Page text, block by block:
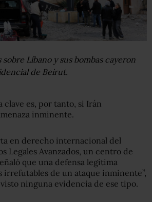
sobre Líbano y sus bombas cayeron
de Beirut.
es, por tanto, si Irán
inminente.
en derecho internacional del
Legales Avanzados, un centro de
que una defensa legítima
irrefutables de un ataque inminente”,
ninguna evidencia de ese tipo.